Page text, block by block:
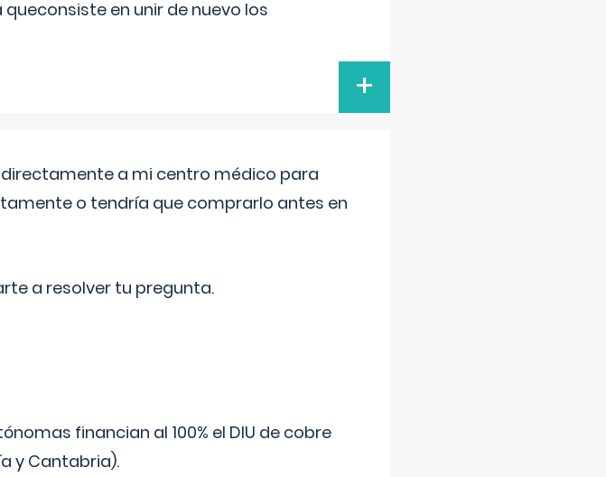
en unir de nuevo los
+
a mi centro médico para
o tendría que comprarlo antes en
a resolver tu pregunta.
financian al 100% el DIU de cobre
y Cantabria).